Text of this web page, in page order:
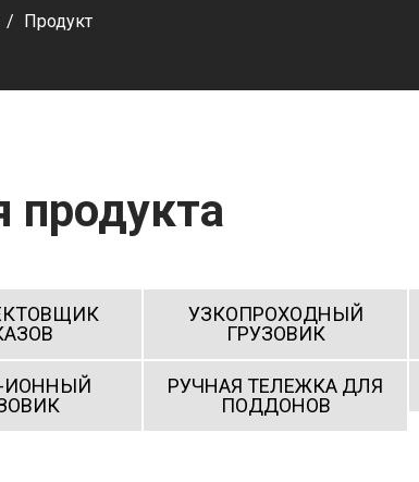
/ Продукт
продукта
УЗКОПРОХОДНЫЙ
ГРУЗОВИК
ИОННЫЙ
РУЧНАЯ ТЕЛЕЖКА ДЛЯ
ПОДДОНОВ